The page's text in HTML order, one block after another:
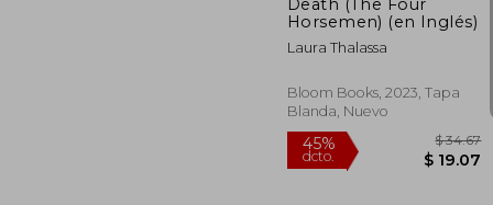
Horsemen) (en Inglés)
Laura Thalassa
Bloom Books, 2023, Tapa
Blanda, Nuevo